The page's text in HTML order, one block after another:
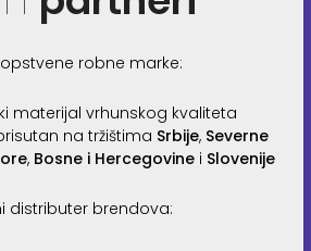
robne marke:
materijal vrhunskog kvaliteta
na tržištima Srbije, Severne
, Bosne i Hercegovinei Slovenije
distributer brendova: